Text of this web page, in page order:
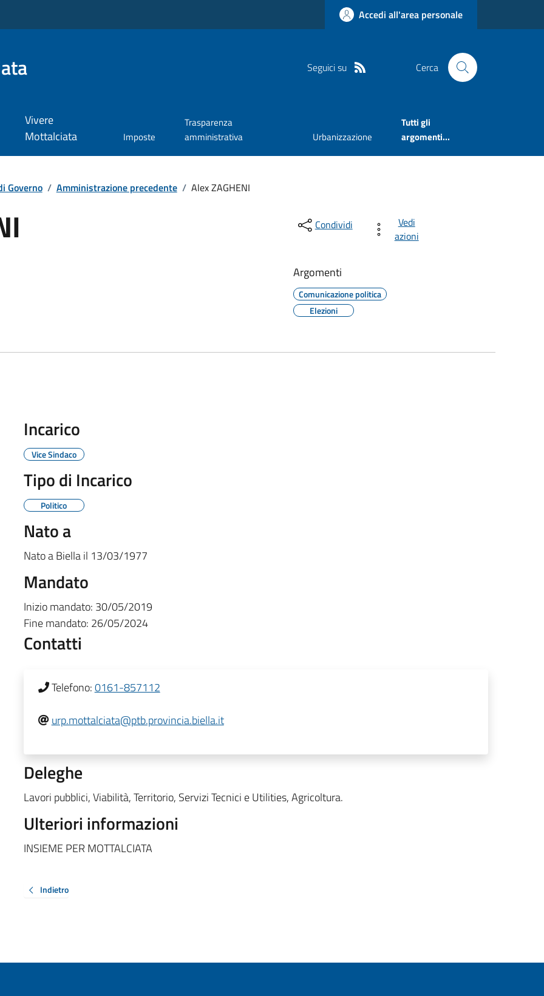
Accedi all'area personale
Seguici su Cerca
Vivere
Mottalciata
Imposte
Trasparenza
amministrativa
Urbanizzazione
Tutti gli
argomenti...
Governo / Amministrazione precedente / Alex ZAGHENI
Condividi
Vedi
azioni
Argomenti
Comunicazione politica
Elezioni
Incarico
Vice Sindaco
Tipo di Incarico
Politico
Nato a
Nato aBiellail 13/03/1977
Mandato
Inizio mandato: 30/05/2019
Fine mandato: 26/05/2024
Contatti
Telefono:0161-857112
urp.mottalciata@ptb.provincia.biella.it
Deleghe
Lavori pubblici, Viabilità, Territorio, Servizi Tecnici e Utilities, Agricoltura.
Ulteriori informazioni
INSIEME PER MOTTALCIATA
Indietro